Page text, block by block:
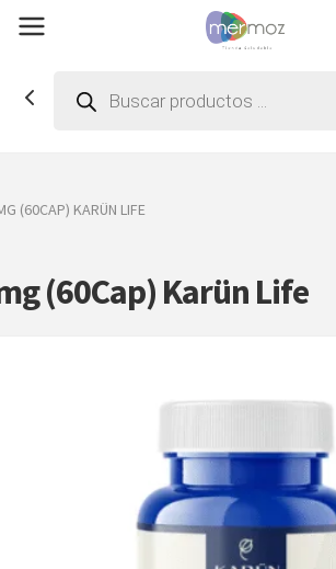
productos
(60CAP) KARÜN LIFE
(60Cap) Karün Life